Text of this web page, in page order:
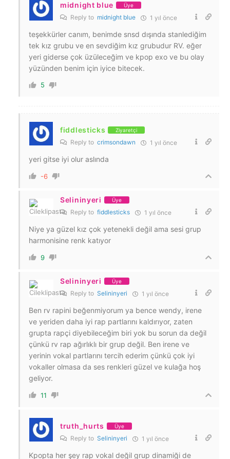
midnight blue Üye
Reply to midnight blue 1 yıl önce
teşekkürler canım, benimde snsd dışında stanlediğim
tek kız grubu ve en sevdiğim kız grubudur RV. eğer
yeri giderse çok üzüleceğim ve kpop exo ve bu olay
yüzünden benim için iyice bitecek.
5
fiddlesticks Ziyaretçi
Reply to crimsondawn 1 yıl önce
yeri gitse iyi olur aslında
-6
Selininyeri Üye
Reply to fiddlesticks 1 yıl önce
Niye ya güzel kız çok yetenekli değil ama sesi grup
harmonisine renk katıyor
9
Selininyeri Üye
Reply to Selininyeri 1 yıl önce
Ben rv rapini beğenmiyorum ya bence wendy, irene
ve yeriden daha iyi rap partlarını kaldırıyor, zaten
grupta rapçi diyebileceğim biri yok bu sorun da değil
çünkü rv rap ağırlıklı bir grup değil. Ben irene ve
yerinin vokal partlarını tercih ederim çünkü çok iyi
vokaller olmasa da ses renkleri güzel ve kulağa hoş
geliyor.
11
truth_hurts Üye
Reply to Selininyeri 1 yıl önce
Kpopta her şey rap vokal değil grup dinamiği de